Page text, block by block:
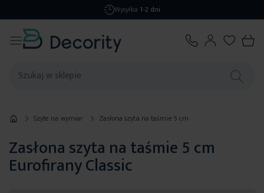
Darmowa dostawaod 299,99 zł
Szyte na wymiar Zasłona szyta na taśmie 5 cm
Zasłona szyta na taśmie 5 cm
Eurofirany Classic